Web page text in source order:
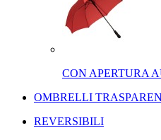
CON APERTURA
OMBRELLI
REVERSIBILI